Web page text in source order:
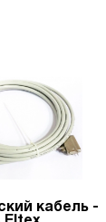
кабель -